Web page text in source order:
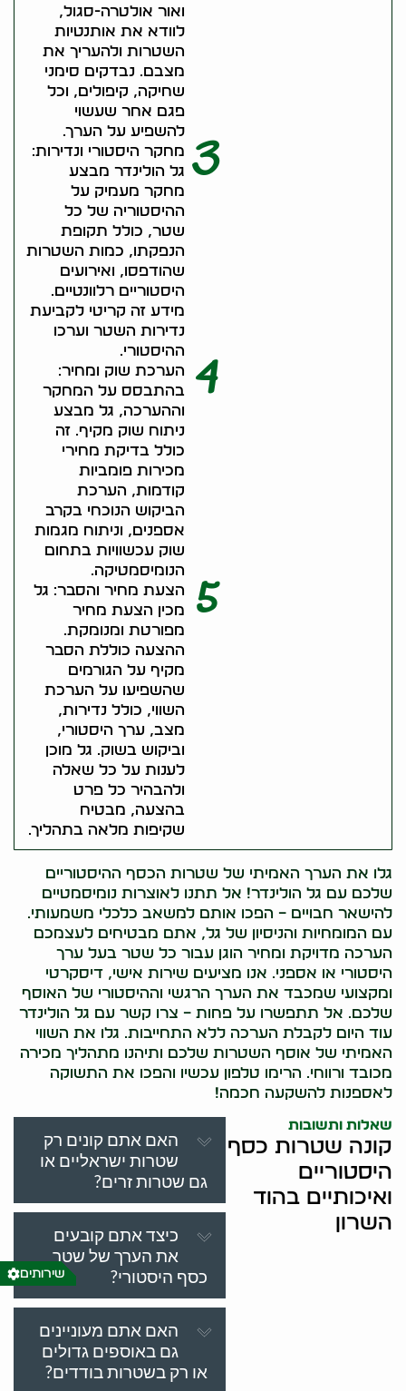
ואור אולטרה-סגול,
לוודא את אותנטיות
השטרות ולהעריך את
מצבם. נבדקים סימני
שחיקה, קיפולים, וכל
פגם אחר שעשוי
להשפיע על הערך.
3
מחקר היסטורי ונדירות:
גל הולינדר מבצע
מחקר מעמיק על
ההיסטוריה של כל
שטר, כולל תקופת
הנפקתו, כמות השטרות
שהודפסו, ואירועים
היסטוריים רלוונטיים.
מידע זה קריטי לקביעת
נדירות השטר וערכו
ההיסטורי.
4
הערכת שוק ומחיר:
בהתבסס על המחקר
וההערכה, גל מבצע
ניתוח שוק מקיף. זה
כולל בדיקת מחירי
מכירות פומביות
קודמות, הערכת
הביקוש הנוכחי בקרב
אספנים, וניתוח מגמות
שוק עכשוויות בתחום
הנומיסמטיקה.
5
הצעת מחיר והסבר: גל
מכין הצעת מחיר
מפורטת ומנומקת.
ההצעה כוללת הסבר
מקיף על הגורמים
שהשפיעו על הערכת
השווי, כולל נדירות,
מצב, ערך היסטורי,
וביקוש בשוק. גל מוכן
לענות על כל שאלה
ולהבהיר כל פרט
בהצעה, מבטיח
שקיפות מלאה בתהליך.
גלו את הערך האמיתי של שטרות הכסף ההיסטוריים
שלכם עם גל הולינדר! אל תתנו לאוצרות נומיסמטיים
להישאר חבויים – הפכו אותם למשאב כלכלי משמעותי.
עם המומחיות והניסיון של גל, אתם מבטיחים לעצמכם
הערכה מדויקת ומחיר הוגן עבור כל שטר בעל ערך
היסטורי או אספני. אנו מציעים שירות אישי, דיסקרטי
ומקצועי שמכבד את הערך הרגשי וההיסטורי של האוסף
שלכם. אל תתפשרו על פחות – צרו קשר עם גל הולינדר
עוד היום לקבלת הערכה ללא התחייבות. גלו את השווי
האמיתי של אוסף השטרות שלכם ותיהנו מתהליך מכירה
מכובד ורווחי. הרימו טלפון עכשיו והפכו את התשוקה
לאספנות להשקעה חכמה!
שאלות ותשובות
קונה שטרות כסף
היסטוריים
ואיכותיים בהוד
השרון
האם אתם קונים רק
שטרות ישראליים או
גם שטרות זרים?
כיצד אתם קובעים
את הערך של שטר
כסף היסטורי?
האם אתם מעוניינים
גם באוספים גדולים
או רק בשטרות בודדים?
שירותים